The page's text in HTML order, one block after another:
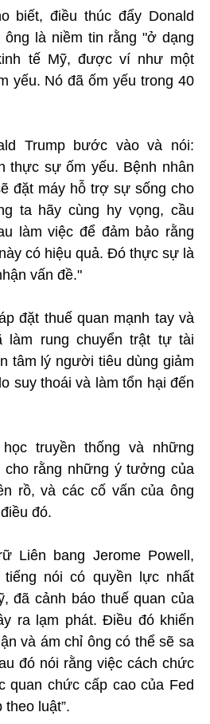
biết, điều thúc đẩy Donald
ông là niềm tin rằng "ở dạng
tế Mỹ, được ví như một
yếu. Nó đã ốm yếu trong 40
Trump bước vào và nói:
thực sự ốm yếu. Bệnh nhân
đặt máy hỗ trợ sự sống cho
ta hãy cùng hy vọng, cầu
làm việc để đảm bảo rằng
có hiệu quả. Đó thực sự là
vấn đề."
đặt thuế quan mạnh tay và
làm rung chuyển trật tự tài
tâm lý người tiêu dùng giảm
suy thoái và làm tổn hại đến
truyền thống và những
rằng những ý tưởng của
rồ, và các cố vấn của ông
đó.
Liên bang Jerome Powell,
nói có quyền lực nhất
đã cảnh báo thuế quan của
ra lạm phát. Điều đó khiến
và ám chỉ ông có thể sẽ sa
đó nói rằng việc cách chức
quan chức cấp cao của Fed
theo luật”.